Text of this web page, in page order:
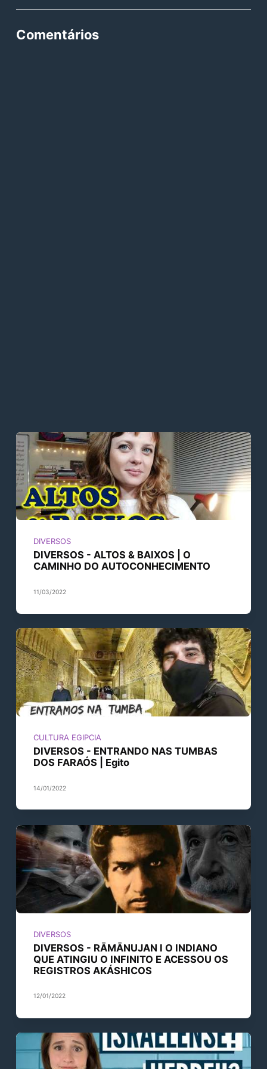
Comentários
DIVERSOS
DIVERSOS - ALTOS & BAIXOS | O
CAMINHO DO AUTOCONHECIMENTO
11/03/2022
CULTURA EGIPCIA
DIVERSOS - ENTRANDO NAS TUMBAS
DOS FARAÓS | Egito
14/01/2022
DIVERSOS
DIVERSOS - RĀMĀNUJAN I O INDIANO
QUE ATINGIU O INFINITO E ACESSOU OS
REGISTROS AKÁSHICOS
12/01/2022